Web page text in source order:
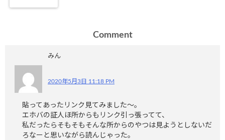
Comment
みん
2020年5月3日 11:18 PM
貼ってあったリンク見てみました～。
エホバの証人ほ所からもリンク引っ張ってて、
私だったらそもそもそんな所からのやつは見ようとしないだ
ろなーと思いながら読んじゃった。